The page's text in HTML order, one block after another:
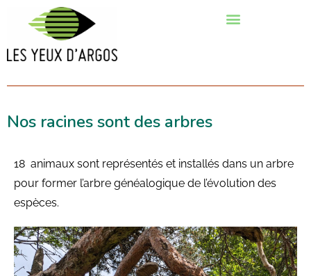
Nos racines sont des arbres
18 animaux sont représentés et installés dans un arbre
pour former l’arbre généalogique de l’évolution des
espèces.